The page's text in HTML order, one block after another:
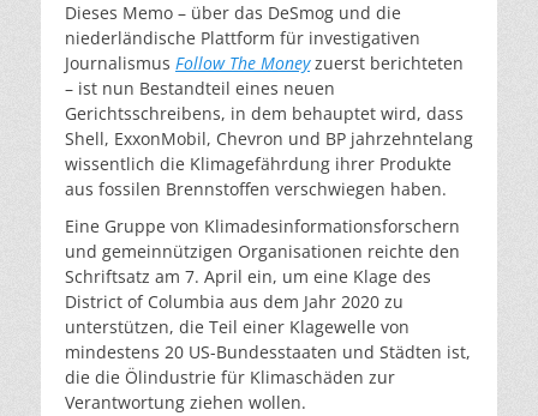
Dieses Memo – über das DeSmog und die
niederländische Plattform für investigativen
Journalismus Follow The Moneyzuerst berichteten
– ist nun Bestandteil eines neuen
Gerichtsschreibens, in dem behauptet wird, dass
Shell, ExxonMobil, Chevron und BP jahrzehntelang
wissentlich die Klimagefährdung ihrer Produkte
aus fossilen Brennstoffen verschwiegen haben.
Eine Gruppe von Klimadesinformationsforschern
und gemeinnützigen Organisationen reichte den
Schriftsatz am 7. April ein, um eine Klage des
District of Columbia aus dem Jahr 2020 zu
unterstützen, die Teil einer Klagewelle von
mindestens 20 US-Bundesstaaten und Städten ist,
die die Ölindustrie für Klimaschäden zur
Verantwortung ziehen wollen.